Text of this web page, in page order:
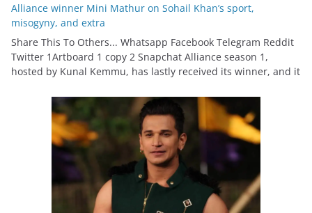
Alliance winner Mini Mathur on Sohail Khan’s sport,
misogyny, and extra
Share This To Others... Whatsapp Facebook Telegram Reddit
Twitter 1Artboard 1 copy 2 Snapchat Alliance season 1,
hosted by Kunal Kemmu, has lastly received its winner, and it